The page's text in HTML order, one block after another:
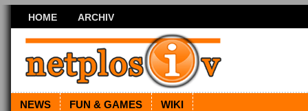
HOME ARCHIV
NEWS FUN & GAMES WIKI